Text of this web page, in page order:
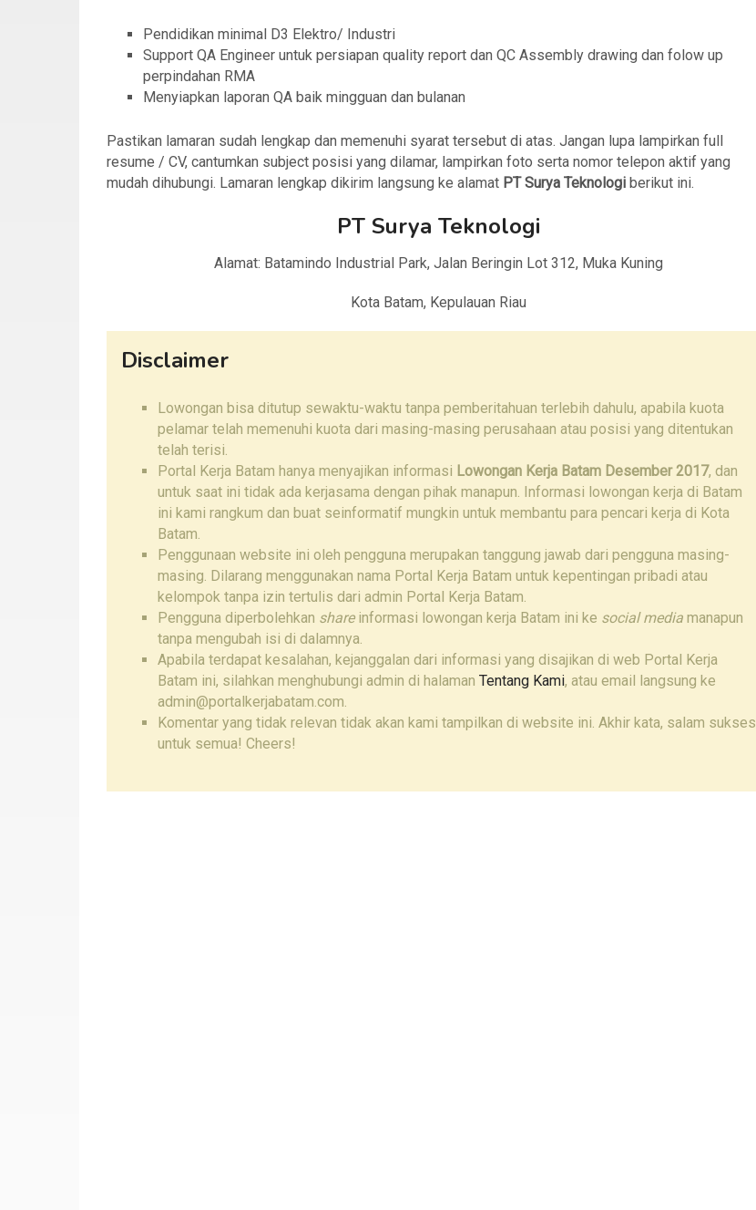
Pendidikan minimal D3 Elektro/ Industri
Support QA Engineer untuk persiapan quality report dan QC Assembly drawing dan folow up
perpindahan RMA
Menyiapkan laporan QA baik mingguan dan bulanan
Pastikan lamaran sudah lengkap dan memenuhi syarat tersebut di atas. Jangan lupa lampirkan full
resume / CV, cantumkan subject posisi yang dilamar, lampirkan foto serta nomor telepon aktif yang
mudah dihubungi. Lamaran lengkap dikirim langsung ke alamat PT Surya Teknologi berikut ini.
PT Surya Teknologi
Alamat: Batamindo Industrial Park, Jalan Beringin Lot 312, Muka Kuning
Kota Batam, Kepulauan Riau
Disclaimer
Lowongan bisa ditutup sewaktu-waktu tanpa pemberitahuan terlebih dahulu, apabila kuota
pelamar telah memenuhi kuota dari masing-masing perusahaan atau posisi yang ditentukan
telah terisi.
Portal Kerja Batam hanya menyajikan informasi Lowongan Kerja Batam Desember 2017, dan
untuk saat ini tidak ada kerjasama dengan pihak manapun. Informasi lowongan kerja di Batam
ini kami rangkum dan buat seinformatif mungkin untuk membantu para pencari kerja di Kota
Batam.
Penggunaan website ini oleh pengguna merupakan tanggung jawab dari pengguna masing-
masing. Dilarang menggunakan nama Portal Kerja Batam untuk kepentingan pribadi atau
kelompok tanpa izin tertulis dari admin Portal Kerja Batam.
Pengguna diperbolehkan shareinformasi lowongan kerja Batam ini ke social media manapun
tanpa mengubah isi di dalamnya.
Apabila terdapat kesalahan, kejanggalan dari informasi yang disajikan di web Portal Kerja
Batam ini, silahkan menghubungi admin di halaman Tentang Kami, atau email langsung ke
admin@portalkerjabatam.com.
Komentar yang tidak relevan tidak akan kami tampilkan di website ini. Akhir kata, salam sukses
untuk semua! Cheers!